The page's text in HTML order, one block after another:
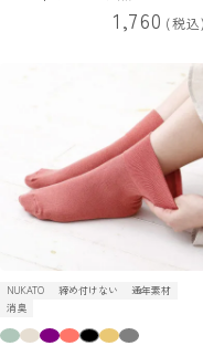
1,760 税込
NUKATO 締め付けない
通年素材
消臭